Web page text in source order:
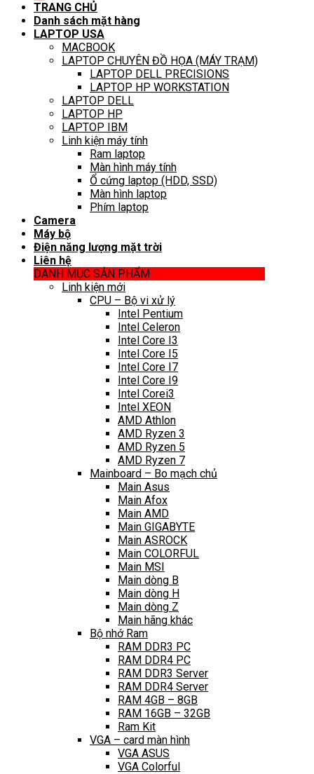
TRANG CHỦ
Danh sách mặt hàng
LAPTOP USA
MACBOOK
LAPTOP CHUYÊN ĐỒ HỌA (MÁY TRẠM)
LAPTOP DELL PRECISIONS
LAPTOP HP WORKSTATION
LAPTOP DELL
LAPTOP HP
LAPTOP IBM
Linh kiện máy tính
Ram laptop
Màn hình máy tính
Ổ cứng laptop (HDD, SSD)
Màn hình laptop
Phím laptop
Camera
Máy bộ
Điện năng lượng mặt trời
Liên hệ
DANH MỤC SẢN PHẨM
Linh kiện mới
CPU – Bộ vi xử lý
Intel Pentium
Intel Celeron
Intel Core I3
Intel Core I5
Intel Core I7
Intel Core I9
Intel Corei3
Intel XEON
AMD Athlon
AMD Ryzen 3
AMD Ryzen 5
AMD Ryzen 7
Mainboard – Bo mạch chủ
Main Asus
Main Afox
Main AMD
Main GIGABYTE
Main ASROCK
Main COLORFUL
Main MSI
Main dòng B
Main dòng H
Main dòng Z
Main hãng khác
Bộ nhớ Ram
RAM DDR3 PC
RAM DDR4 PC
RAM DDR3 Server
RAM DDR4 Server
RAM 4GB – 8GB
RAM 16GB – 32GB
Ram Kit
VGA – card màn hình
VGA ASUS
VGA Colorful